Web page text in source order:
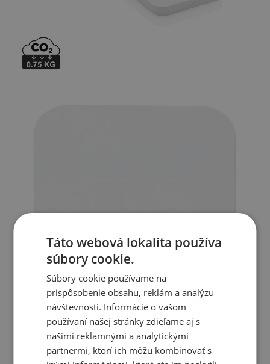
Táto webová lokalita používa
súbory cookie.
Súbory cookie používame na
prispôsobenie obsahu, reklám a analýzu
návštevnosti. Informácie o vašom
používaní našej stránky zdieľame aj s
našimi reklamnými a analytickými
partnermi, ktorí ich môžu kombinovať s